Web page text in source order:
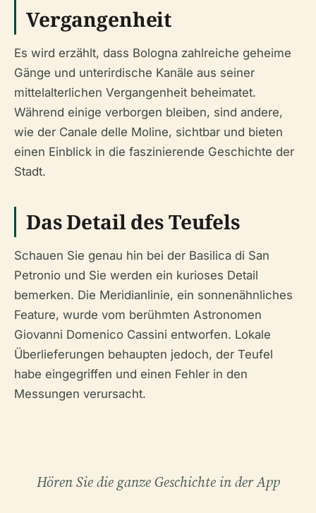
Vergangenheit
Es wird erzählt, dass Bologna zahlreiche geheime
Gänge und unterirdische Kanäle aus seiner
mittelalterlichen Vergangenheit beheimatet.
Während einige verborgen bleiben, sind andere,
wie der Canale delle Moline, sichtbar und bieten
einen Einblick in die faszinierende Geschichte der
Stadt.
Das Detail des Teufels
Schauen Sie genau hin bei der Basilica di San
Petronio und Sie werden ein kurioses Detail
bemerken. Die Meridianlinie, ein sonnenähnliches
Feature, wurde vom berühmten Astronomen
Giovanni Domenico Cassini entworfen. Lokale
Überlieferungen behaupten jedoch, der Teufel
habe eingegriffen und einen Fehler in den
Messungen verursacht.
Hören Sie die ganze Geschichte in der App